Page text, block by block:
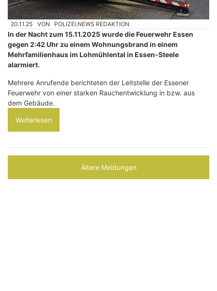
20.11.25 VON POLIZEI.NEWS REDAKTION
In der Nacht zum 15.11.2025 wurde die Feuerwehr Essen
gegen 2:42 Uhr zu einem Wohnungsbrand in einem
Mehrfamilienhaus im Lohmühlental in Essen-Steele
alarmiert.
Mehrere Anrufende berichteten der Leitstelle der Essener
Feuerwehr von einer starken Rauchentwicklung in bzw. aus
dem Gebäude.
Weiterlesen
Ältere Meldungen